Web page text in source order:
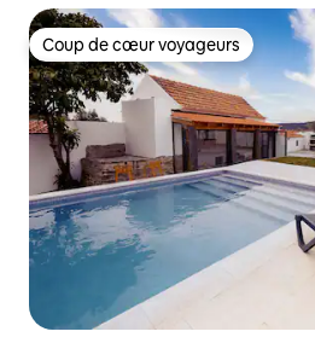
Coup de cœur voyageurs
Coup de cœur voyageurs